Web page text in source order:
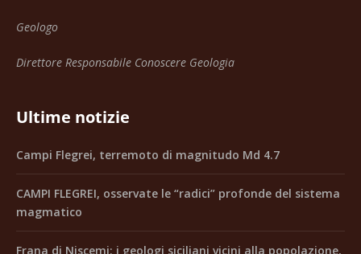
Geologo
Direttore Responsabile Conoscere Geologia
Ultime notizie
Campi Flegrei, terremoto di magnitudo Md 4.7
CAMPI FLEGREI, osservate le “radici” profonde del sistema
magmatico
Frana di Niscemi: i geologi siciliani vicini alla popolazione,